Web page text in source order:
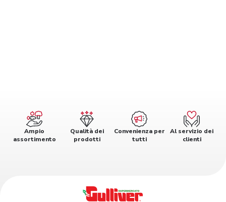
Ampio
assortimento
Qualità dei
prodotti
Convenienza per
tutti
Al servizio dei
clienti